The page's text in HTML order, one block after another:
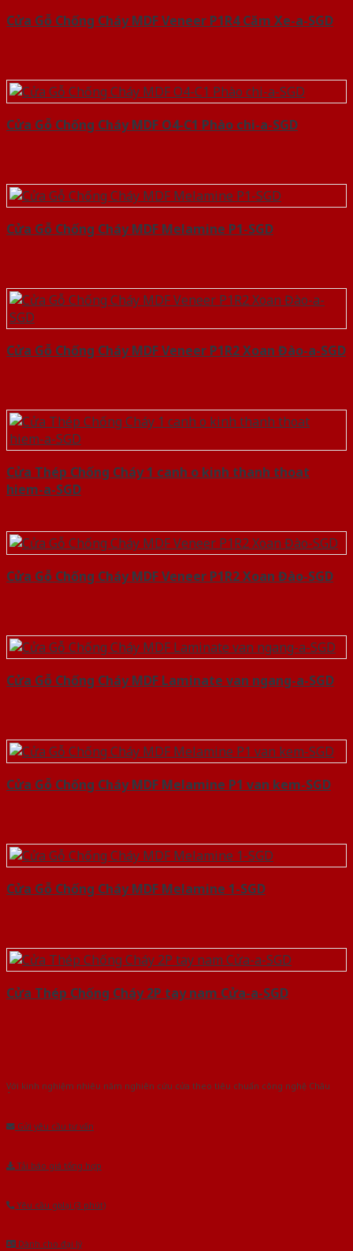
Cửa Gỗ Chống Cháy MDF Veneer P1R4 Căm Xe-a-SGD
Cửa Gỗ Chống Cháy MDF O4-C1 Phào chi-a-SGD
Cửa Gỗ Chống Cháy MDF Melamine P1-SGD
Cửa Gỗ Chống Cháy MDF Veneer P1R2 Xoan Đào-a-SGD
Cửa Thép Chống Cháy 1 canh o kinh thanh thoat
hiem-a-SGD
Cửa Gỗ Chống Cháy MDF Veneer P1R2 Xoan Đào-SGD
Cửa Gỗ Chống Cháy MDF Laminate van ngang-a-SGD
Cửa Gỗ Chống Cháy MDF Melamine P1 van kem-SGD
Cửa Gỗ Chống Cháy MDF Melamine 1-SGD
Cửa Thép Chống Cháy 2P tay nam Cửa-a-SGD
Với kinh nghiệm nhiêu năm nghiên cứu cửa theo tiêu chuẩn công nghệ Châu
Gửi yêu cầu tư vấn
Tải báo giá tổng hợp
Yêu cầu gọi lại (3 phút)
Dành cho đại lý